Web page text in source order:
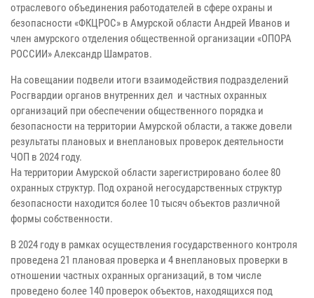
отраслевого объединения работодателей в сфере охраны и
безопасности «ФКЦРОС» в Амурской области Андрей Иванов и
член амурского отделения общественной организации «ОПОРА
РОССИИ» Александр Шамратов.
На совещании подвели итоги взаимодействия подразделений
Росгвардии органов внутренних дел и частных охранных
организаций при обеспечении общественного порядка и
безопасности на территории Амурской области, а также довели
результаты плановых и внеплановых проверок деятельности
ЧОП в 2024 году.
На территории Амурской области зарегистрировано более 80
охранных структур. Под охраной негосударственных структур
безопасности находится более 10 тысяч объектов различной
формы собственности.
В 2024 году в рамках осуществления государственного контроля
проведена 21 плановая проверка и 4 внеплановых проверки в
отношении частных охранных организаций, в том числе
проведено более 140 проверок объектов, находящихся под